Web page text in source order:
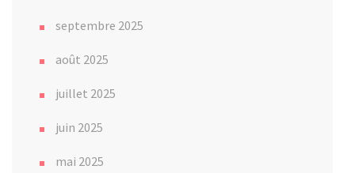
septembre 2025
août 2025
juillet 2025
juin 2025
mai 2025